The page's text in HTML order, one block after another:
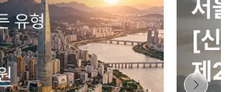
네이버 지도 연결 안내
결이 원활하지 않아 지도를 불러올 수 없습니다.